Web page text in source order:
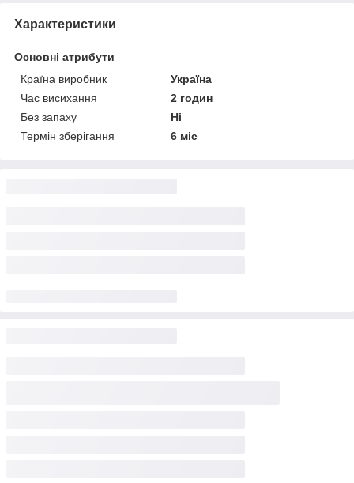
Характеристики
Основні атрибути
Країна виробник
Україна
Час висихання
2 годин
Без запаху
Ні
Термін зберігання
6 міс